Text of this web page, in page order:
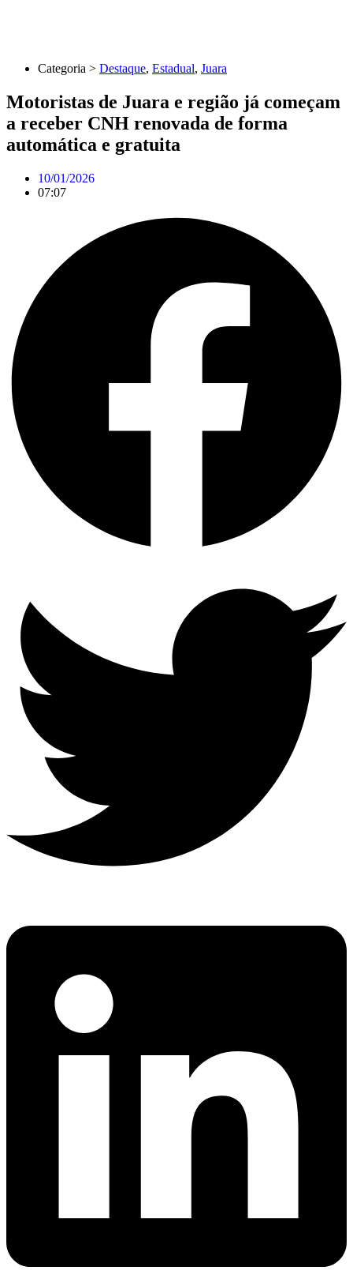
Categoria > Destaque, Estadual, Juara
Motoristas de Juara e região já começam
a receber CNH renovada de forma
automática e gratuita
10/01/2026
07:07